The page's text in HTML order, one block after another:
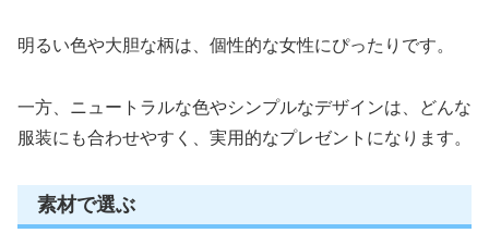
明るい色や大胆な柄は、個性的な女性にぴったりです。
一方、ニュートラルな色やシンプルなデザインは、どんな
服装にも合わせやすく、実用的なプレゼントになります。
素材で選ぶ